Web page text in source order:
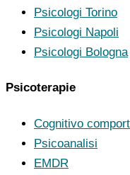
Psicologi Torino
Psicologi Napoli
Psicologi Bologna
Psicoterapie
Cognitivo
Psicoanalisi
EMDR